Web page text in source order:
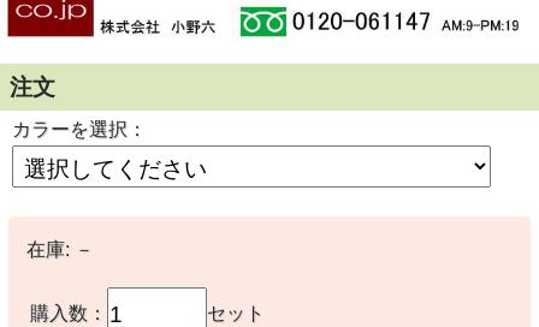
注文
カラーを選択：
在庫: －
購入数： セット